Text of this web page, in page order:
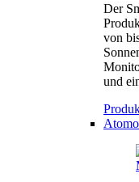
Der
von
und